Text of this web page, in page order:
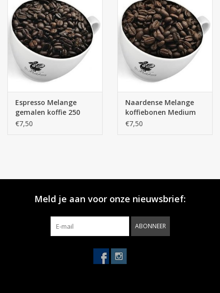
Espresso Melange
gemalen koffie 250
gram
€7,50
Naardense Melange
koffiebonen Medium
250 gram
€7,50
Meld je aan voor onze nieuwsbrief:
ABONNEER